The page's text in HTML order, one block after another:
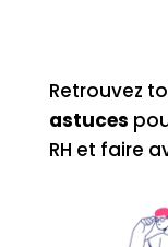
Retrouvez
astuces
RH et faire